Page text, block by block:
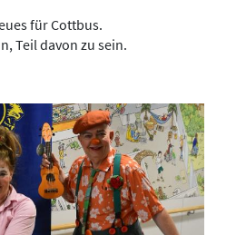
für Cottbus.
Teil davon zu sein.